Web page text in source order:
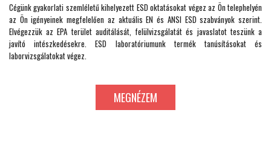
Cégünk gyakorlati szemléletű kihelyezett ESD oktatásokat végez az Ön telephelyén
az Ön igényeinek megfelelően az aktuális EN és ANSI ESD szabványok szerint.
Elvégezzük az EPA terület auditálását, felülvizsgálatát és javaslatot teszünk a
javító intészkedésekre. ESD laboratóriumunk termék tanúsításokat és
laborvizsgálatokat végez.
MEGNÉZEM